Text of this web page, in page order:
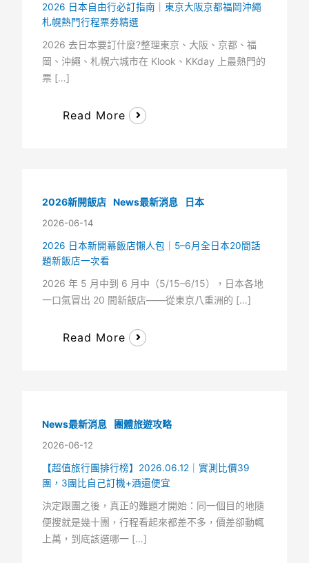
2026 日本自由行必訂指南｜東京大阪京都福岡沖繩
札幌熱門行程票券精選
2026 去日本要訂什麼?整理東京、大阪、京都、福
岡、沖繩、札幌六城市在 Klook、KKday 上最熱門的
票 […]
Read More
2026新開飯店 News最新消息 日本
2026-06-14
2026 日本新開幕飯店懶人包｜5–6月全日本20間話
題新飯店一次看
2026 年 5 月中到 6 月中（5/15–6/15），日本各地
一口氣冒出 20 間新飯店——從東京八重洲的 […]
Read More
News最新消息 團體旅遊攻略
2026-06-12
【超值旅行團排行榜】2026.06.12｜實測比價39
團，3團比自己訂機+酒還便宜
決定跟團之後，真正的難題才開始：同一個目的地隨
便搜就是幾十團，行程看起來都差不多，價差卻動輒
上萬，到底該選哪一 […]